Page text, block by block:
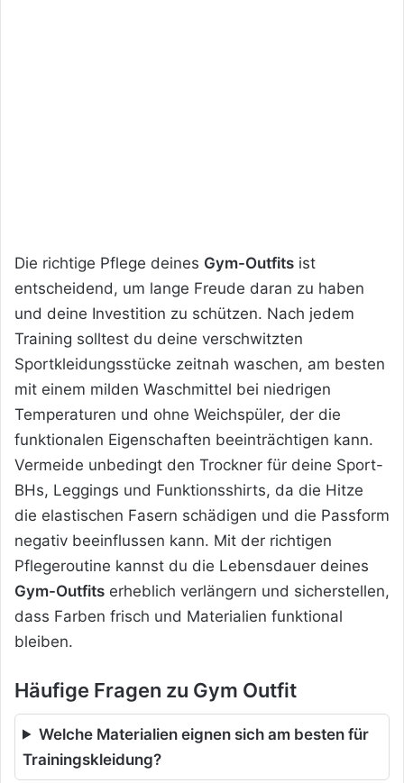
Die richtige Pflege deines Gym-Outfits ist
entscheidend, um lange Freude daran zu haben
und deine Investition zu schützen. Nach jedem
Training solltest du deine verschwitzten
Sportkleidungsstücke zeitnah waschen, am besten
mit einem milden Waschmittel bei niedrigen
Temperaturen und ohne Weichspüler, der die
funktionalen Eigenschaften beeinträchtigen kann.
Vermeide unbedingt den Trockner für deine Sport-
BHs, Leggings und Funktionsshirts, da die Hitze
die elastischen Fasern schädigen und die Passform
negativ beeinflussen kann. Mit der richtigen
Pflegeroutine kannst du die Lebensdauer deines
Gym-Outfits erheblich verlängern und sicherstellen,
dass Farben frisch und Materialien funktional
bleiben.
Häufige Fragen zu Gym Outfit
Welche Materialien eignen sich am besten für
Trainingskleidung?